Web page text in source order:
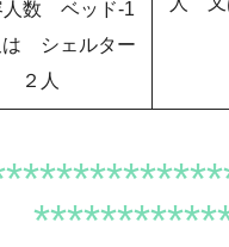
数 ベッド-1
シェルター
２人